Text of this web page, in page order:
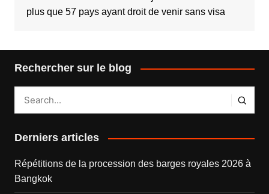
plus que 57 pays ayant droit de venir sans visa
Rechercher sur le blog
Derniers articles
Répétitions de la procession des barges royales 2026 à
Bangkok